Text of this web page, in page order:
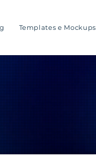
Templates e Mockups